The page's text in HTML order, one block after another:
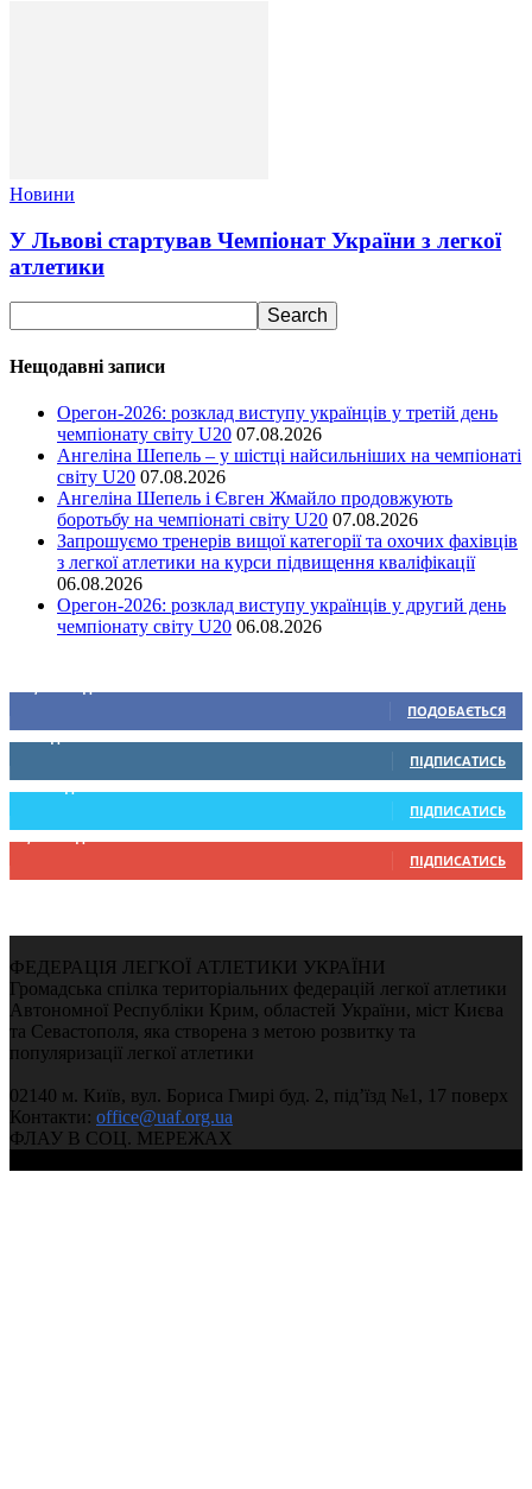
Новини
У Львові стартував Чемпіонат України з легкої
атлетики
Нещодавні записи
Орегон-2026: розклад виступу українців у третій день
чемпіонату світу U20 07.08.2026
Ангеліна Шепель – у шістці найсильніших на чемпіонаті
світу U20 07.08.2026
Ангеліна Шепель і Євген Жмайло продовжують
боротьбу на чемпіонаті світу U20 07.08.2026
Запрошуємо тренерів вищої категорії та охочих фахівців
з легкої атлетики на курси підвищення кваліфікації
06.08.2026
Орегон-2026: розклад виступу українців у другий день
чемпіонату світу U20 06.08.2026
ПОДОБАЄТЬСЯ
0 Підписників
ПІДПИСАТИСЬ
234 Підписників
ПІДПИСАТИСЬ
9,370 Підписників
ПІДПИСАТИСЬ
ФЕДЕРАЦІЯ ЛЕГКОЇ АТЛЕТИКИ УКРАЇНИ
Громадська спілка територіальних федерацій легкої атлетики
Автономної Республіки Крим, областей України, міст Києва
та Севастополя, яка створена з метою розвитку та
популяризації легкої атлетики
02140 м. Київ, вул. Бориса Гмирі буд. 2, під’їзд №1, 17 поверх
Контакти: office@uaf.org.ua
ФЛАУ В СОЦ. МЕРЕЖАХ